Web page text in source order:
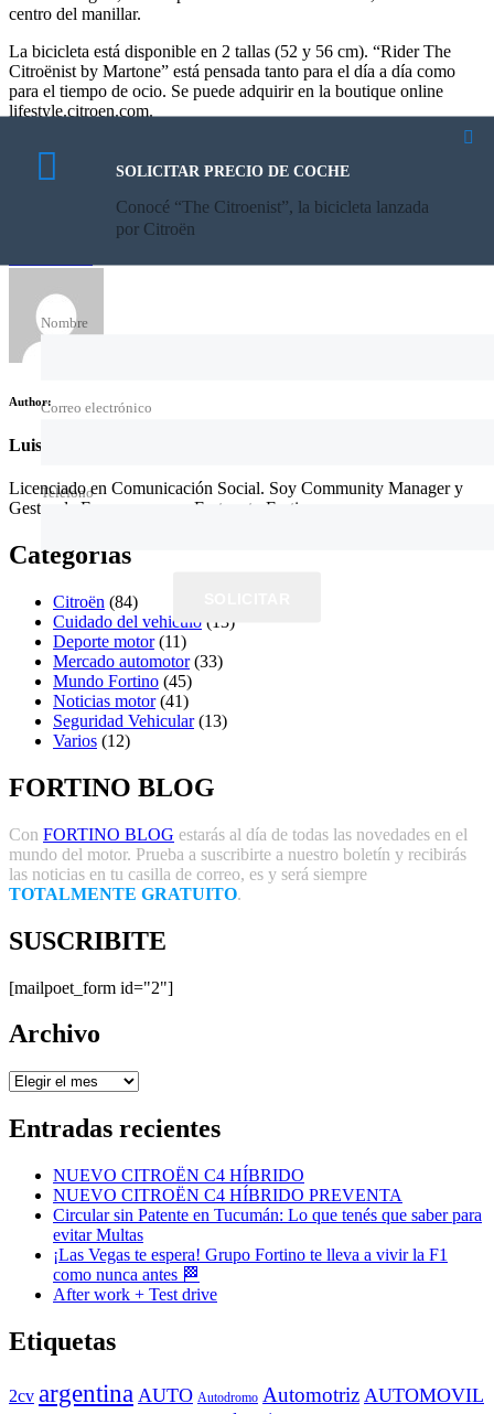
centro del manillar.
La bicicleta está disponible en 2 tallas (52 y 56 cm). “Rider The
Citroënist by Martone” está pensada tanto para el día a día como
para el tiempo de ocio. Se puede adquirir en la boutique online
lifestyle.citroen.com.
Citroën,
Citroen Europa
Author:
Luis Cazzullo
Licenciado en Comunicación Social. Soy Community Manager y
Gestor de E-commerce en Fortunato Fortino.
Categorías
Citroën (84)
Cuidado del vehiculo (13)
Deporte motor(11)
Mercado automotor(33)
Mundo Fortino (45)
Noticias motor(41)
Seguridad Vehicular(13)
Varios (12)
FORTINO BLOG
Con FORTINO BLOG estarás al día de todas las novedades en el
mundo del motor. Prueba a suscribirte a nuestro boletín y recibirás
las noticias en tu casilla de correo, es y será siempre
TOTALMENTE GRATUITO.
SUSCRIBITE
[mailpoet_form id="2"]
Archivo
Archivo
Entradas recientes
NUEVO CITROËN C4 HÍBRIDO
NUEVO CITROËN C4 HÍBRIDO PREVENTA
Circular sin Patente en Tucumán: Lo que tenés que saber para
evitar Multas
¡Las Vegas te espera! Grupo Fortino te lleva a vivir la F1
como nunca antes 🏁
After work + Test drive
Etiquetas
2cv argentina AUTO Autodromo Automotriz AUTOMOVIL
SOLICITAR PRECIO DE COCHE
Conocé “The Citroenist”, la bicicleta lanzada
por Citroën
Nombre
Correo electrónico
Teléfono